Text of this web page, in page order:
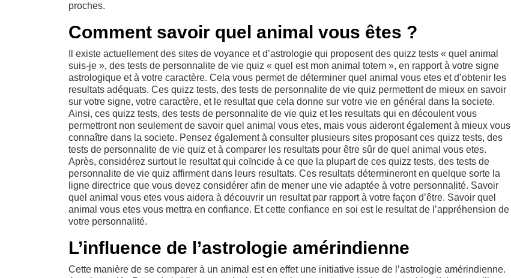
proches.
Comment savoir quel animal vous êtes ?
Il existe actuellement des sites de voyance et d’astrologie qui proposent des quizz tests « quel animal
suis-je », des tests de personnalite de vie quiz « quel est mon animal totem », en rapport à votre signe
astrologique et à votre caractère. Cela vous permet de déterminer quel animal vous etes et d’obtenir les
resultats adéquats. Ces quizz tests, des tests de personnalite de vie quiz permettent de mieux en savoir
sur votre signe, votre caractère, et le resultat que cela donne sur votre vie en général dans la societe.
Ainsi, ces quizz tests, des tests de personnalite de vie quiz et les resultats qui en découlent vous
permettront non seulement de savoir quel animal vous etes, mais vous aideront également à mieux vous
connaître dans la societe. Pensez également à consulter plusieurs sites proposant ces quizz tests, des
tests de personnalite de vie quiz et à comparer les resultats pour être sûr de quel animal vous etes.
Après, considérez surtout le resultat qui coïncide à ce que la plupart de ces quizz tests, des tests de
personnalite de vie quiz affirment dans leurs resultats. Ces resultats détermineront en quelque sorte la
ligne directrice que vous devez considérer afin de mener une vie adaptée à votre personnalité. Savoir
quel animal vous etes vous aidera à découvrir un resultat par rapport à votre façon d’être. Savoir quel
animal vous etes vous mettra en confiance. Et cette confiance en soi est le resultat de l’appréhension de
votre personnalité.
L’influence de l’astrologie amérindienne
Cette manière de se comparer à un animal est en effet une initiative issue de l’astrologie amérindienne.